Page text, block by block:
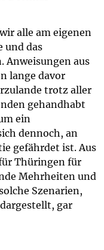
alle am eigenen
und das
Anweisungen aus
lange davor
trotz aller
gehandhabt
ein
dennoch, an
gefährdet ist. Aus
Thüringen für
Mehrheiten und
Szenarien,
gar